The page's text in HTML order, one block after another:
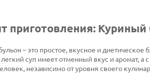
приготовления: Куриный
– это простое, вкусное и
суп имеет отменный вкус и аромат,
независимо от уровня своего